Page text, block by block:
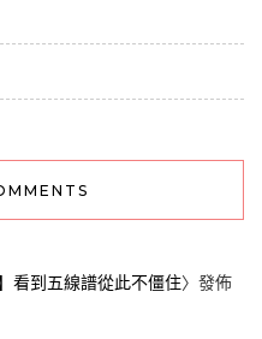
看到五線譜從此不僵住〉發佈